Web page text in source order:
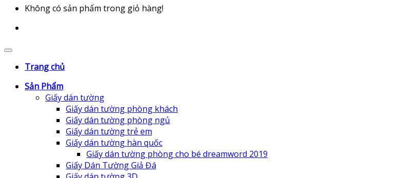
Không có sản phẩm trong giỏ hàng!
Trang chủ
Sản Phẩm
Giấy dán tường
Giấy dán tường phòng khách
Giấy dán tường phòng ngủ
Giấy dán tường trẻ em
Giấy dán tường hàn quốc
Giấy dán tường phòng cho bé dreamword 2019
Giấy Dán Tường Giả Đá